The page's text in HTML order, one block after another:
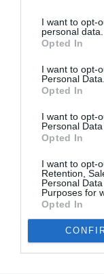
I want to opt-
personal data.
Opted In
I want to opt-
Personal Data.
Opted In
I want to opt-
Personal
Opted In
I want to opt-
Retention,
Personal
Purposes for
Opted In
menor altura,
de hoja, y flores
mas o menos